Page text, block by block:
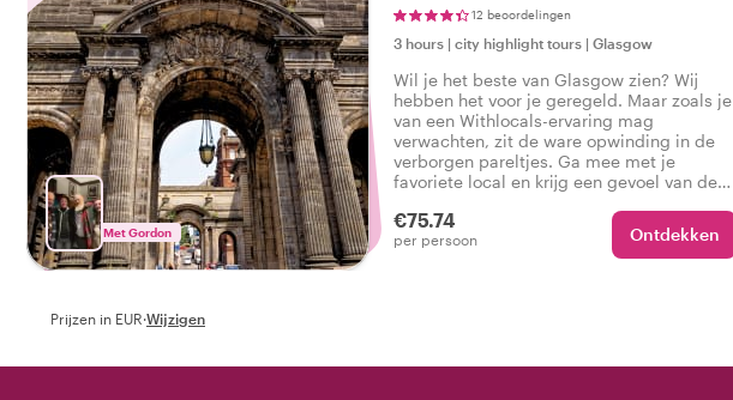
Met Gordon
12 beoordelingen
3 hours | city highlight tours | Glasgow
Wil je het beste van Glasgow zien? Wij
hebben het voor je geregeld. Maar zoals je
van een Withlocals-ervaring mag
verwachten, zit de ware opwinding in de
verborgen pareltjes. Ga mee met je
favoriete local en krijg een gevoel van de
alles heeft, zodat je kunt zeggen: Ik heb
het echte Glasgow ervaren!
€75.74
per persoon Ontdekken
Prijzen in EUR·Wijzigen